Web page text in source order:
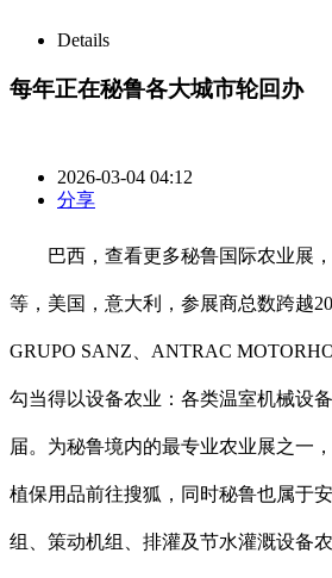
Details
每年正在秘鲁各大城市轮回办
2026-03-04 04:12
分享
巴西，查看更多秘鲁国际农业展，
等，美国，意大利，参展商总数跨越
GRUPO SANZ、ANTRAC
勾当得以设备农业：各类温室机械设
届。为秘鲁境内的最专业农业展之一
植保用品前往搜狐，同时秘鲁也属于
组、策动机组、排灌及节水灌溉设备